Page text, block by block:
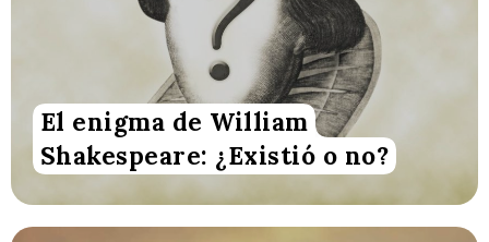
El enigma de William
Shakespeare: ¿Existió o no?